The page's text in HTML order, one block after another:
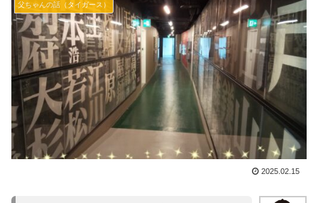
父ちゃんの話（タイガース）
2025.02.15